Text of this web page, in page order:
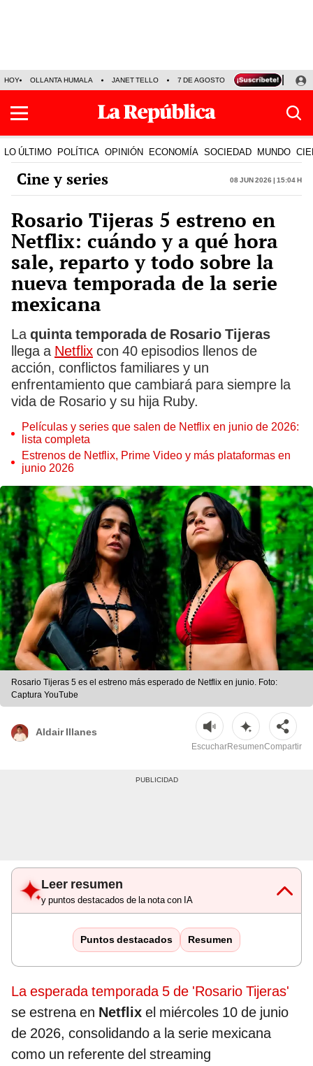
HOY OLLANTA HUMALA JANET TELLO 7 DE AGOSTO TINKA RESULTADOS
LO ÚLTIMO POLÍTICA OPINIÓN ECONOMÍA SOCIEDAD MUNDO
Cine y series 08 Jun 2026 | 15:04 h
Rosario Tijeras 5 estreno en
Netflix: cuándo y a qué hora
sale, reparto y todo sobre la
nueva temporada de la serie
mexicana
La quinta temporada de Rosario Tijeras
llega a Netflix con 40 episodios llenos de
acción, conflictos familiares y un
enfrentamiento que cambiará para siempre la
vida de Rosario y su hija Ruby.
Películas y series que salen de Netflix en junio de 2026:
lista completa
Estrenos de Netflix, Prime Video y más plataformas en
junio 2026
Rosario Tijeras 5 es el estreno más esperado de Netflix en junio. Foto:
Captura YouTube
Aldair Illanes
EscucharResumenCompartir
Leer resumen
y puntos destacados de la nota con IA
Puntos destacados Resumen
La esperada temporada 5 de 'Rosario Tijeras'
se estrena en Netflix el miércoles 10 de junio
de 2026, consolidando a la serie mexicana
como un referente del streaming